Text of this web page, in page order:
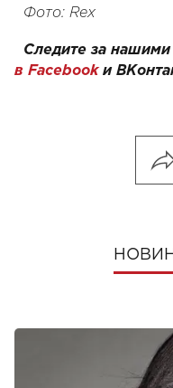
Фото: Rex
Следите за нашими
в Facebookи